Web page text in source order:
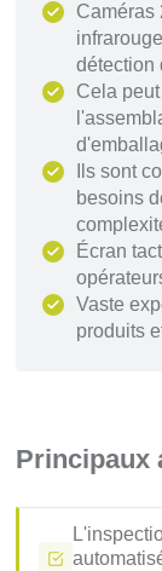
Caméras
détection
Cela
Ils sont
besoins
Écran
Vaste
produits
Principaux